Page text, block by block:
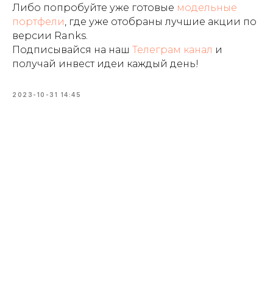
Либо попробуйте уже готовые модельные
портфели , где уже отобраны лучшие акции по
версии Ranks.
Подписывайся на наш Телеграм канал и
получай инвест идеи каждый день!
2023-10-31 14:45